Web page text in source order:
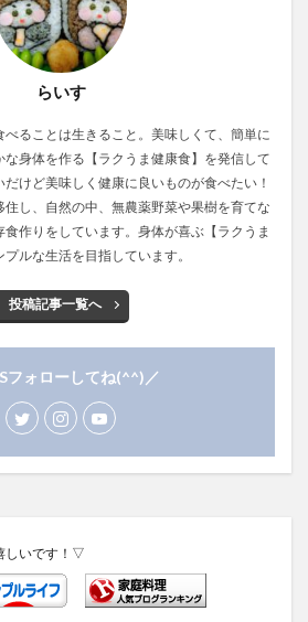
らいす
ることは生きること。美味しくて、簡単に
身体を作る【ラクうま健康食】を発信して
けど美味しく健康に良いものが食べたい！
し、自然の中、無農薬野菜や果樹を育てな
作りをしています。身体が喜ぶ【ラクうま
ルな生活を目指しています。
投稿記事一覧へ
フォローしてね(^^)／
しいです！▽